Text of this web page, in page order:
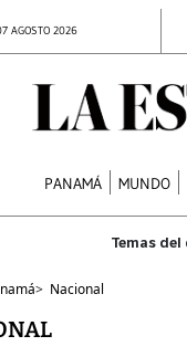
AGOSTO 2026
PANAMÁ MUNDO
> Nacional